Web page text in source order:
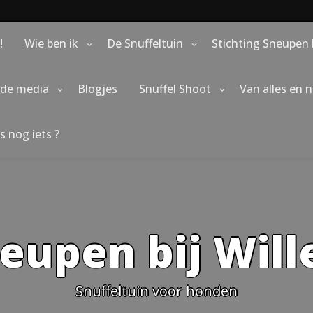
Wie ben ik De Snuffeltuin Stichting Sneupen
media Blogjes Snuffel Shoot Van alles en
nog iets ?
bij
Snuffeltuin voor honden